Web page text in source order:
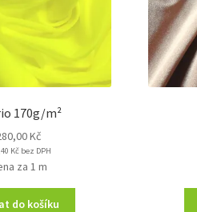
170g/m²
Kč
Kčbez DPH
za 1 m
do košíku